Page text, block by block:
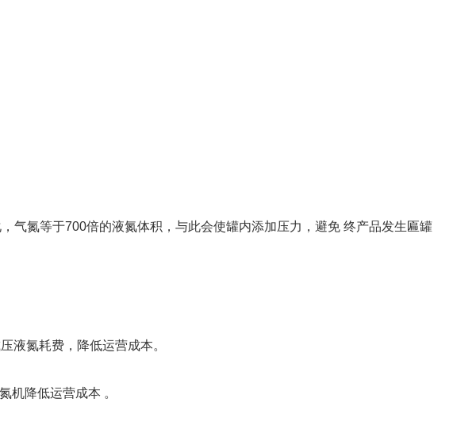
氮等于700倍的液氮体积，与此会使罐内添加压力，避免 终产品发生匾罐
氮耗费，降低运营成本。
降低运营成本 。